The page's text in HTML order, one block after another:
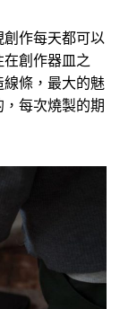
創作每天都可以
在創作器皿之
條，最大的魅
每次燒製的期